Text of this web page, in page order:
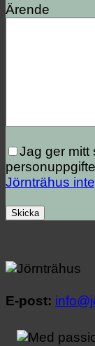
Ärende
Jag ger mitt
Jörnträhus
E-post: